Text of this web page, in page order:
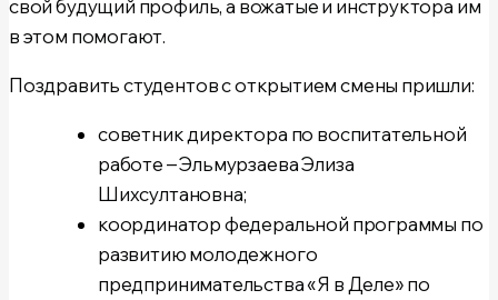
свой будущий профиль, а вожатые и инструктора им
в этом помогают.
Поздравить студентов с открытием смены пришли:
советник директора по воспитательной
работе –Эльмурзаева Элиза
Шихсултановна;
координатор федеральной программы по
развитию молодежного
предпринимательства «Я в Деле» по